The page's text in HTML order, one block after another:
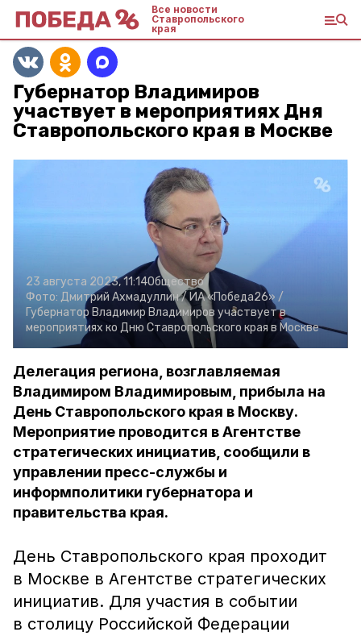
Все новости
Ставропольского
края
Губернатор Владимиров
участвует в мероприятиях Дня
Ставропольского края в Москве
23 августа 2023, 11:14Общество
Фото: Дмитрий Ахмадуллин / ИА «Победа26» /
Губернатор Владимир Владимиров участвует в
мероприятиях ко Дню Ставропольского края в Москве
Делегация региона, возглавляемая
Владимиром Владимировым, прибыла на
День Ставропольского края в Москву.
Мероприятие проводится в Агентстве
стратегических инициатив, сообщили в
управлении пресс-службы и
информполитики губернатора и
правительства края.
День Ставропольского края проходит
в Москве в Агентстве стратегических
инициатив. Для участия в событии
в столицу Российской Федерации